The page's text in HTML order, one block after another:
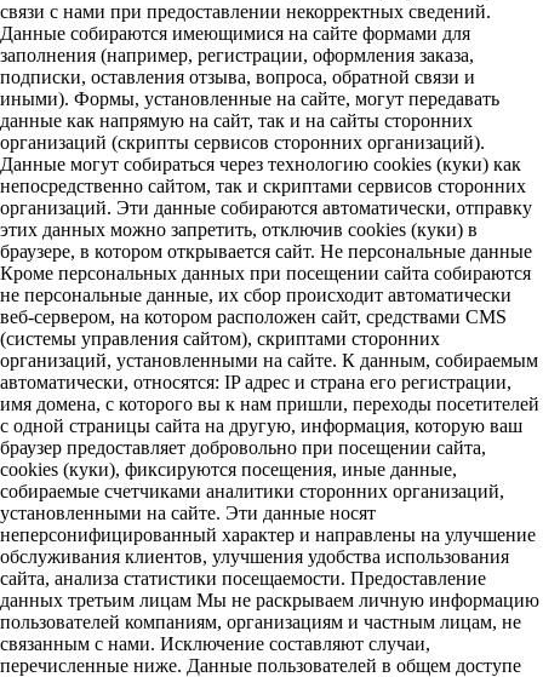
связи с нами при предоставлении некорректных сведений.
Данные собираются имеющимися на сайте формами для
заполнения (например, регистрации, оформления заказа,
подписки, оставления отзыва, вопроса, обратной связи и
иными). Формы, установленные на сайте, могут передавать
данные как напрямую на сайт, так и на сайты сторонних
организаций (скрипты сервисов сторонних организаций).
Данные могут собираться через технологию cookies (куки) как
непосредственно сайтом, так и скриптами сервисов сторонних
организаций. Эти данные собираются автоматически, отправку
этих данных можно запретить, отключив cookies (куки) в
браузере, в котором открывается сайт. Не персональные данные
Кроме персональных данных при посещении сайта собираются
не персональные данные, их сбор происходит автоматически
веб-сервером, на котором расположен сайт, средствами CMS
(системы управления сайтом), скриптами сторонних
организаций, установленными на сайте. К данным, собираемым
автоматически, относятся: IP адрес и страна его регистрации,
имя домена, с которого вы к нам пришли, переходы посетителей
с одной страницы сайта на другую, информация, которую ваш
браузер предоставляет добровольно при посещении сайта,
cookies (куки), фиксируются посещения, иные данные,
собираемые счетчиками аналитики сторонних организаций,
установленными на сайте. Эти данные носят
неперсонифицированный характер и направлены на улучшение
обслуживания клиентов, улучшения удобства использования
сайта, анализа статистики посещаемости. Предоставление
данных третьим лицам Мы не раскрываем личную информацию
пользователей компаниям, организациям и частным лицам, не
связанным с нами. Исключение составляют случаи,
перечисленные ниже. Данные пользователей в общем доступе